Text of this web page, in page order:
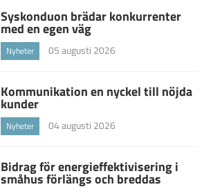
Syskonduon brädar konkurrenter
med en egen väg
Nyheter 05 augusti 2026
Kommunikation en nyckel till nöjda
kunder
Nyheter 04 augusti 2026
Bidrag för energieffektivisering i
småhus förlängs och breddas